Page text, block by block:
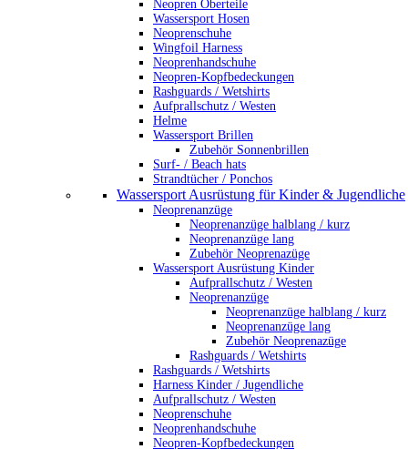
Neopren Oberteile
Wassersport Hosen
Neoprenschuhe
Wingfoil Harness
Neoprenhandschuhe
Neopren-Kopfbedeckungen
Rashguards / Wetshirts
Aufprallschutz / Westen
Helme
Wassersport Brillen
Zubehör Sonnenbrillen
Surf- / Beach hats
Strandtücher / Ponchos
Wassersport Ausrüstung für Kinder & Jugendliche
Neoprenanzüge
Neoprenanzüge halblang / kurz
Neoprenanzüge lang
Zubehör Neoprenazüge
Wassersport Ausrüstung Kinder
Aufprallschutz / Westen
Neoprenanzüge
Neoprenanzüge halblang / kurz
Neoprenanzüge lang
Zubehör Neoprenazüge
Rashguards / Wetshirts
Rashguards / Wetshirts
Harness Kinder / Jugendliche
Aufprallschutz / Westen
Neoprenschuhe
Neoprenhandschuhe
Neopren-Kopfbedeckungen